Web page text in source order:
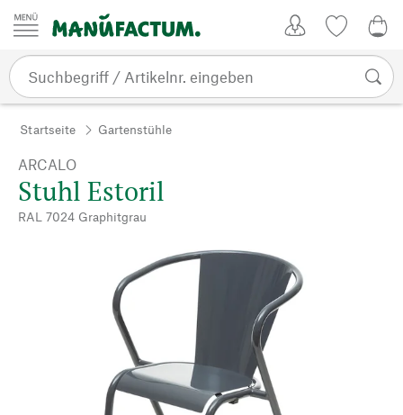
Zum Inhalt springen
Startseite Gartenstühle
ARCALO
Stuhl Estoril
RAL 7024 Graphitgrau